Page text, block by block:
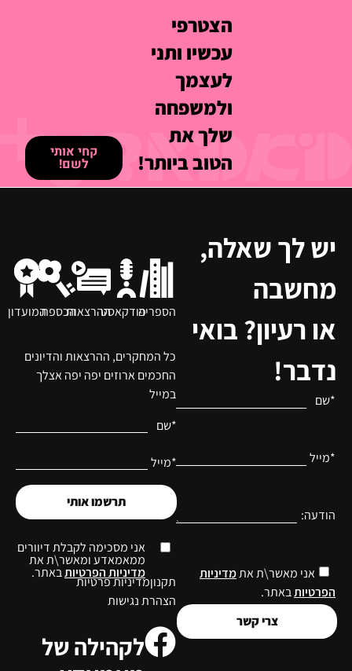
הצטרפי
עכשיו ותני
לעצמך
ולמשפחה
שלך את
הטוב ביותר!
קחי אותי
לשם!
יש לך שאלה,
מחשבה
או רעיון? בואי
נדבר!
*שם
*מייל
הודעה:
אני מאשר\ת אתמדיניות
הפרטיות באתר.
צרי קשר
כל המחקרים, ההרצאות והדיונים
החכמים ארוזים יפה יפה אצלך
במייל
*שם
*מייל
אני מסכימה לקבלת דיוורים
ממאמאדע ומאשר\ת את
מדיניות הפרטיותבאתר.
תרשמו אותי
הספריהפודקאסטההרצאותהכספתהמועדון
תקנוןמדיניות פרטיות
הצהרת נגישות
לקהילה של